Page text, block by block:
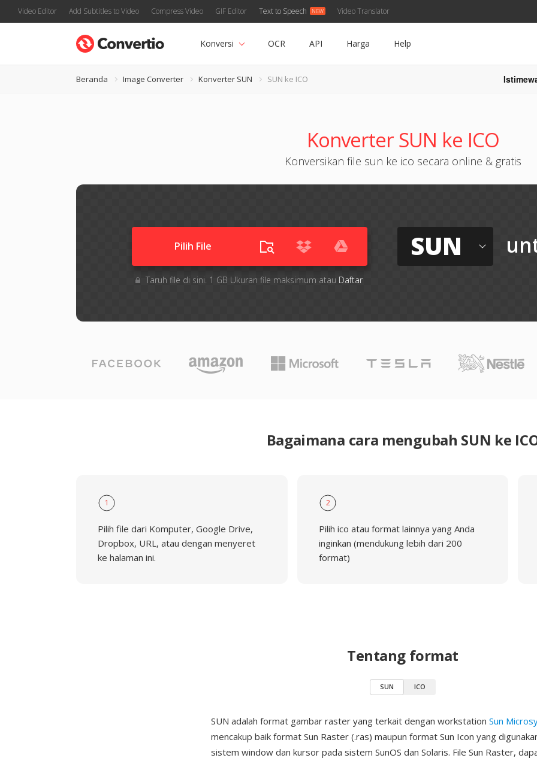
Video Editor Add Subtitles to Video Compress Video GIF Editor Text to Speech Video Translator
Konversi OCR API Harga Help
Beranda Image Converter Konverter SUN SUN ke ICO
Konverter SUN ke ICO
Konversikan file sun ke ico secara online & gratis
Pilih File
Taruh file di sini. 1 GB Ukuran file maksimum atau Daftar
SUN
Bagaimana cara mengubah SUN ke
1
Pilih file dari Komputer, Google Drive,
Dropbox, URL, atau dengan menyeret
ke halaman ini.
2
Pilih ico atau format lainnya yang Anda
inginkan (mendukung lebih dari 200
format)
Tentang format
SUN ICO
SUN adalah format gambar raster yang terkait dengan workstation Sun
mencakup baik format Sun Raster (.ras) maupun format Sun Icon yang
sistem window dan kursor pada sistem SunOS dan Solaris. File Sun Raster,